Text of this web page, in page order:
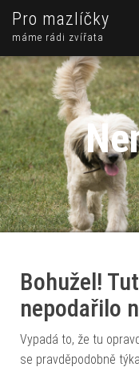
Pro mazlíčky
máme rádi zvířata
Bohužel!
nepodařilo
Vypadá to, že tu
se pravděpodobně